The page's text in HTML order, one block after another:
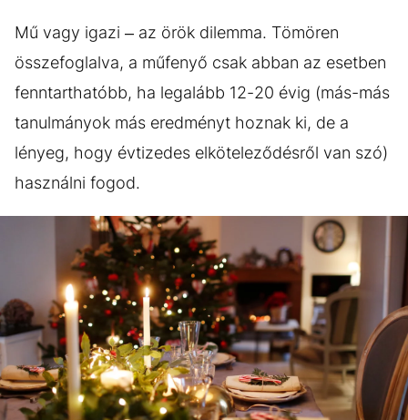
Mű vagy igazi – az örök dilemma. Tömören
összefoglalva, a műfenyő csak abban az esetben
fenntarthatóbb, ha legalább 12-20 évig (más-más
tanulmányok más eredményt hoznak ki, de a
lényeg, hogy évtizedes elköteleződésről van szó)
használni fogod.